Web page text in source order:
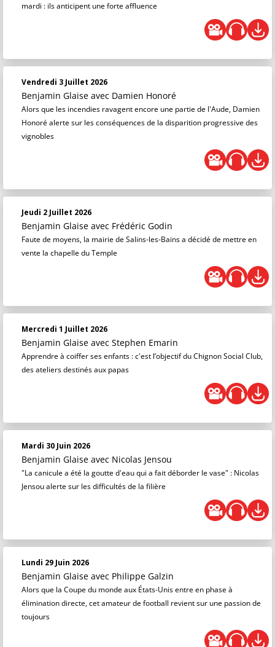
mardi : ils anticipent une forte affluence
Vendredi 3 Juillet 2026
Benjamin Glaise avec Damien Honoré
Alors que les incendies ravagent encore une partie de l'Aude, Damien
Honoré alerte sur les conséquences de la disparition progressive des
vignobles
Jeudi 2 Juillet 2026
Benjamin Glaise avec Frédéric Godin
Faute de moyens, la mairie de Salins-les-Bains a décidé de mettre en
vente la chapelle du Temple
Mercredi 1 Juillet 2026
Benjamin Glaise avec Stephen Emarin
Apprendre à coiffer ses enfants : c'est l’objectif du Chignon Social Club,
des ateliers destinés aux papas
Mardi 30 Juin 2026
Benjamin Glaise avec Nicolas Jensou
"La canicule a été la goutte d'eau qui a fait déborder le vase" : Nicolas
Jensou alerte sur les difficultés de la filière
Lundi 29 Juin 2026
Benjamin Glaise avec Philippe Galzin
Alors que la Coupe du monde aux États-Unis entre en phase à
élimination directe, cet amateur de football revient sur une passion de
toujours